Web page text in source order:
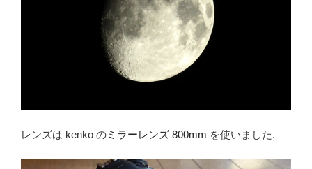
レンズは kenko のミラーレンズ 800mm を使いました.